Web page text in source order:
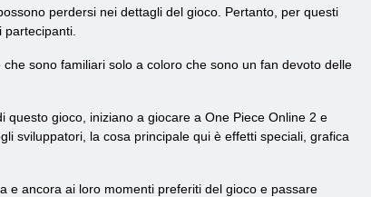
perdersi nei dettagli del gioco. Pertanto, per questi
sono familiari solo a coloro che sono un fan devoto delle
gioco, iniziano a giocare a One Piece Online 2 e
sviluppatori, la cosa principale qui è effetti speciali, grafica
e ancora ai loro momenti preferiti del gioco e passare